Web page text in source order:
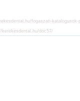
fogaszati-
kerekesdental.hu/doc57/